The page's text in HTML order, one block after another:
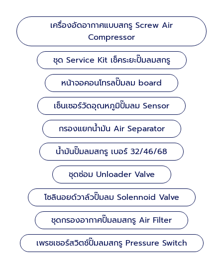
เครื่องอัดอากาศแบบสกรู Screw Air
Compressor
ชุด Service Kit เช็คระยะปั๊มลมสกรู
หน้าจอคอนโทรลปั๊มลม board
เซ็นเซอร์วัดอุณหภูมิปั๊มลม Sensor
กรองแยกน้ำมัน Air Separator
น้ำมันปั๊มลมสกรู เบอร์ 32/46/68
ชุดซ่อม Unloader Valve
โซลินอยด์วาล์วปั๊มลม Solennoid Valve
ชุดกรองอากาศปั๊มลมสกรู Air Filter
เพรชเชอร์สวิตช์ปั๊มลมสกรู Pressure Switch